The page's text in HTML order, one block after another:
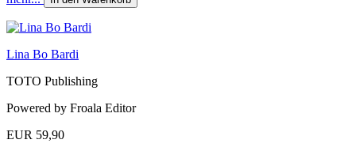
Lina Bo Bardi
TOTO Publishing
Powered by Froala Editor
EUR 59,90